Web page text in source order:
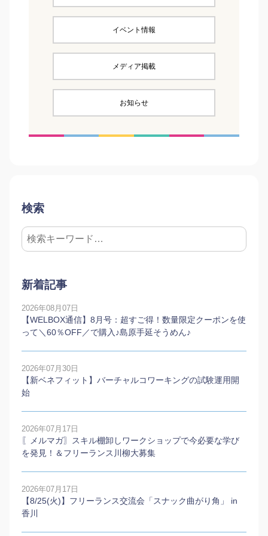
イベント情報
メディア掲載
お知らせ
検索
新着記事
2026年08月07日
【WELBOX通信】8月号：超すご得！数量限定クーポンを使
って＼60％OFF／で購入♪島原手延そうめん♪
2026年07月30日
【新ベネフィット】バーチャルコワーキングの試験運用開
始
2026年07月17日
〖メルマガ〗スキル棚卸しワークショップで今必要な学び
を発見！＆フリーランス川柳大募集
2026年07月17日
【8/25(火)】フリーランス交流会「スナック曲がり角」 in
香川